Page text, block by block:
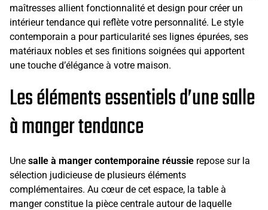
maîtresses allient fonctionnalité et design pour créer un
intérieur tendance qui reflète votre personnalité. Le style
contemporain a pour particularité ses lignes épurées, ses
matériaux nobles et ses finitions soignées qui apportent
une touche d’élégance à votre maison.
Les éléments essentiels d’une salle
à manger tendance
Une salle à manger contemporaine réussie repose sur la
sélection judicieuse de plusieurs éléments
complémentaires. Au cœur de cet espace, la table à
manger constitue la pièce centrale autour de laquelle